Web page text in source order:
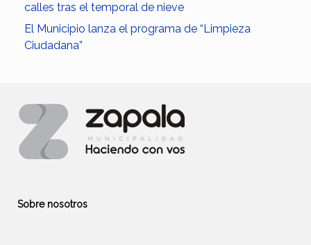
calles tras el temporal de nieve
El Municipio lanza el programa de “Limpieza
Ciudadana”
Sobre nosotros